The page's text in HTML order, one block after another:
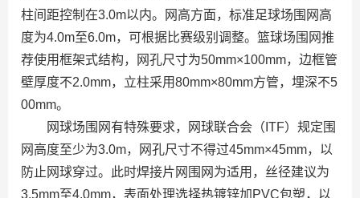
柱间距控制在3.0m以内。网高方面，标准足球场围网高
度为4.0m至6.0m，可根据比赛级别调整。篮球场围网推
荐使用框架式结构，网孔尺寸为50mm×100mm，边框管
壁厚度不2.0mm，立柱采用80mm×80mm方管，埋深不5
00mm。
网球场围网有特殊要求，网球联合会（ITF）规定围
网高度至少为3.0m，网孔尺寸不得过45mm×45mm，以
防止网球穿过。此时焊接片网围网为适用，丝径建议为
3.5mm至4.0mm，表面处理选择热镀锌加PVC包塑，以